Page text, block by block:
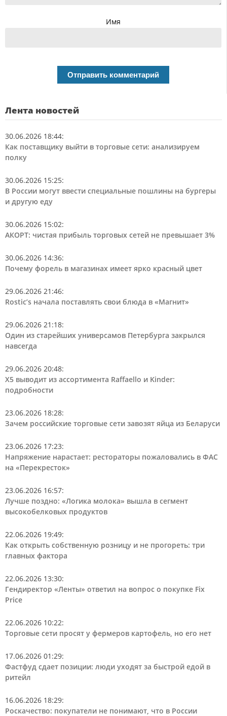
Имя
Лента новостей
30.06.2026 18:44:
Как поставщику выйти в торговые сети: анализируем
полку
30.06.2026 15:25:
В России могут ввести специальные пошлины на бургеры
и другую еду
30.06.2026 15:02:
АКОРТ: чистая прибыль торговых сетей не превышает 3%
30.06.2026 14:36:
Почему форель в магазинах имеет ярко красный цвет
29.06.2026 21:46:
Rostic’s начала поставлять свои блюда в «Магнит»
29.06.2026 21:18:
Один из старейших универсамов Петербурга закрылся
навсегда
29.06.2026 20:48:
Х5 выводит из ассортимента Raffaello и Kinder:
подробности
23.06.2026 18:28:
Зачем российские торговые сети завозят яйца из Беларуси
23.06.2026 17:23:
Напряжение нарастает: рестораторы пожаловались в ФАС
на «Перекресток»
23.06.2026 16:57:
Лучше поздно: «Логика молока» вышла в сегмент
высокобелковых продуктов
22.06.2026 19:49:
Как открыть собственную розницу и не прогореть: три
главных фактора
22.06.2026 13:30:
Гендиректор «Ленты» ответил на вопрос о покупке Fix
Price
22.06.2026 10:22:
Торговые сети просят у фермеров картофель, но его нет
17.06.2026 01:29:
Фастфуд сдает позиции: люди уходят за быстрой едой в
ритейл
16.06.2026 18:29:
Роскачество: покупатели не понимают, что в России